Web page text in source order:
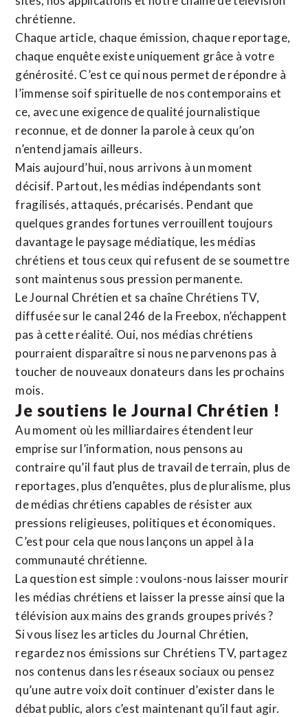
chrétienne.
Chaque article, chaque émission, chaque reportage,
chaque enquête existe uniquement grâce à votre
générosité. C’est ce qui nous permet de répondre à
l’immense soif spirituelle de nos contemporains et
ce, avec une exigence de qualité journalistique
reconnue, et de donner la parole à ceux qu’on
n’entend jamais ailleurs.
Mais aujourd’hui, nous arrivons à un moment
décisif. Partout, les médias indépendants sont
fragilisés, attaqués, précarisés. Pendant que
quelques grandes fortunes verrouillent toujours
davantage le paysage médiatique, les médias
chrétiens et tous ceux qui refusent de se soumettre
sont maintenus sous pression permanente.
Le Journal Chrétien et sa chaîne Chrétiens TV,
diffusée sur le canal 246 de la Freebox, n’échappent
pas à cette réalité. Oui, nos médias chrétiens
pourraient disparaître si nous ne parvenons pas à
toucher de nouveaux donateurs dans les prochains
mois.
Je soutiens le Journal Chrétien !
Au moment où les milliardaires étendent leur
emprise sur l’information, nous pensons au
contraire qu’il faut plus de travail de terrain, plus de
reportages, plus d’enquêtes, plus de pluralisme, plus
de médias chrétiens capables de résister aux
pressions religieuses, politiques et économiques.
C’est pour cela que nous lançons un appel à la
communauté chrétienne.
La question est simple : voulons-nous laisser mourir
les médias chrétiens et laisser la presse ainsi que la
télévision aux mains des grands groupes privés ?
Si vous lisez les articles du Journal Chrétien,
regardez nos émissions sur Chrétiens TV, partagez
nos contenus dans les réseaux sociaux ou pensez
qu’une autre voix doit continuer d’exister dans le
débat public, alors c’est maintenant qu’il faut agir.